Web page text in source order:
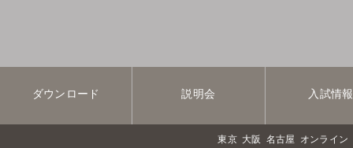
ダウンロード 説明会 入試情報
東京 大阪 名古屋 オンライン